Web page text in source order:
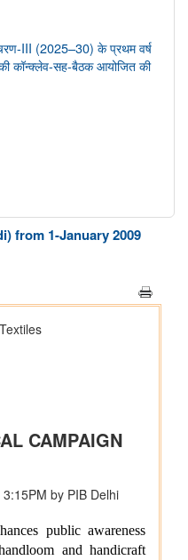
III (2025–30) के प्रथम वर्ष
की कॉन्क्लेव-सह-बैठक आयोजित की
from 1-January 2009